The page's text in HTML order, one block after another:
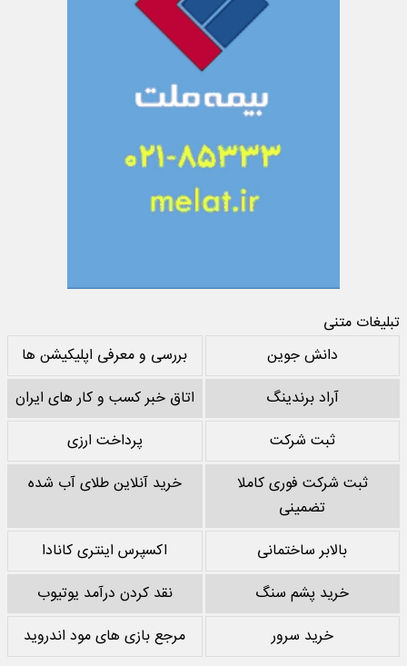
تبلیغات متنی
دانش جوین
بررسی و معرفی اپلیکیشن ها
آراد برندینگ
اتاق خبر کسب و کار های ایران
ثبت شرکت
پرداخت ارزی
ثبت شرکت فوری کاملا
تضمینی
خرید آنلاین طلای آب شده
بالابر ساختمانی
اکسپرس اینتری کانادا
خرید پشم سنگ
نقد کردن درآمد یوتیوب
خرید سرور
مرجع بازی های مود اندروید